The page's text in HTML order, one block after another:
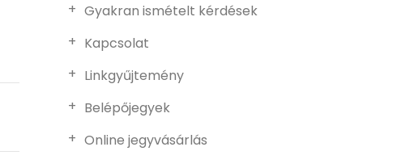
Gyakran ismételt kérdések
Kapcsolat
Linkgyűjtemény
Belépőjegyek
Online jegyvásárlás